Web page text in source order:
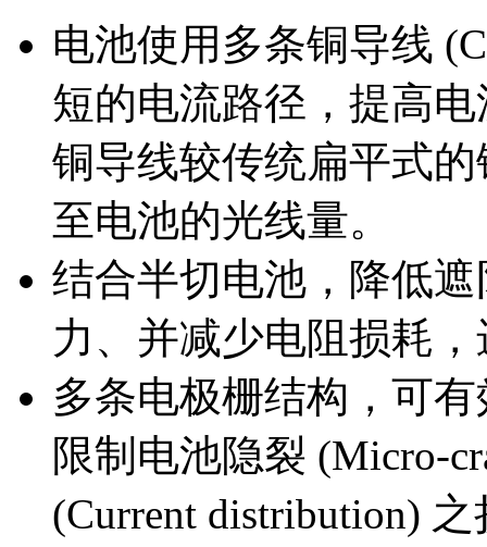
电池使用多条铜导线
短的电流路径，提高
铜导线较传统扁平式的
至电池的光线量。
结合半切电池，降低
力、并减少电阻损耗
多条电极栅结构，可
限制电池隐裂 (Micro-
(Current distribution)